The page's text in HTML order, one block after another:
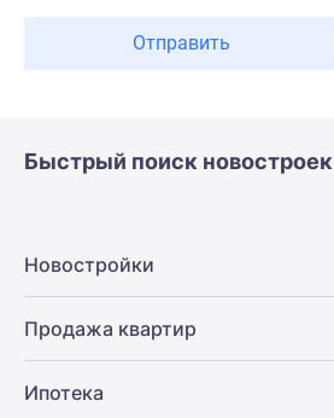
Отправить
Быстрый поиск новостроек
Новостройки
Продажа квартир
Ипотека